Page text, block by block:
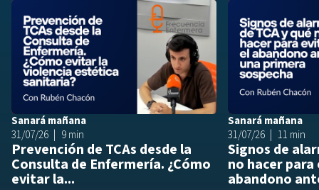
Añadir a
Sanará mañana
31/07/26
9 min
Prevención de TCAs desde la
Consulta de Enfermería. ¿Cómo
evitar la...
Sanará mañana
31/07/26
11 min
Signos de
no hacer
abandono